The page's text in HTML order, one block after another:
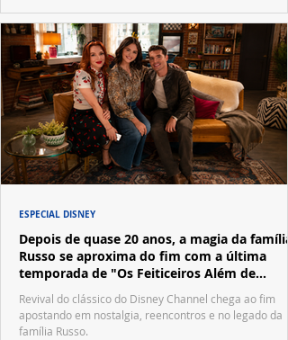
Depois de quase 20 anos, a magia da família
Russo se aproxima do fim com a última
temporada de "Os Feiticeiros Além de
Waverly Place"
Revival do clássico do Disney Channel chega ao fim
apostando em nostalgia, reencontros e no legado da
família Russo.
ESPECIAL DISNEY